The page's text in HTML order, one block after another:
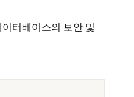
터베이스의 보안 및